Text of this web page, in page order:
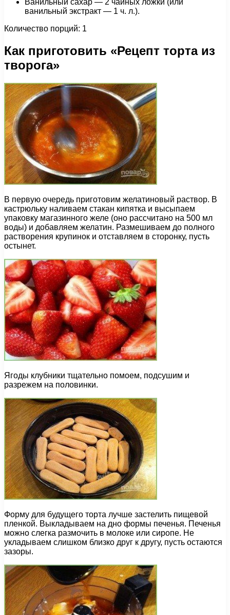
Ванильный сахар — 2 чайных ложки (или
ванильный экстракт — 1 ч. л.).
Количество порций: 1
Как приготовить «Рецепт торта из
творога»
В первую очередь приготовим желатиновый раствор. В
кастрюльку наливаем стакан кипятка и высыпаем
упаковку магазинного желе (оно рассчитано на 500 мл
воды) и добавляем желатин. Размешиваем до полного
растворения крупинок и отставляем в сторонку, пусть
остынет.
Ягоды клубники тщательно помоем, подсушим и
разрежем на половинки.
Форму для будущего торта лучше застелить пищевой
пленкой. Выкладываем на дно формы печенья. Печенья
можно слегка размочить в молоке или сиропе. Не
укладываем слишком близко друг к другу, пусть остаются
зазоры.